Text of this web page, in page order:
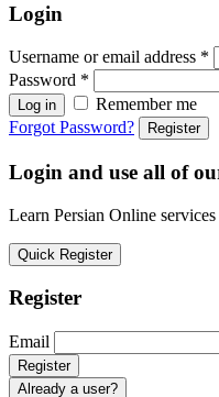
Login
Username or email address *
Password *
Log in
Remember me
Forgot Password?
Register
Login and use all of
Learn Persian Online
Quick Register
Register
Email
Already a user?